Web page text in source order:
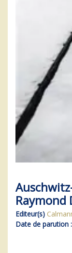
Raymond
Editeur(s)
Date de parution :